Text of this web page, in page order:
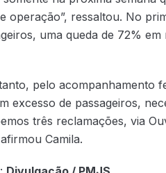
operação”, ressaltou. No
uma queda de 72%
pelo acompanhamento
excesso de passageiros,
três reclamações, via
afirmou Camila.